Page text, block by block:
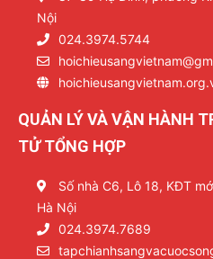
Nội
024.3974.5744
QUẢN LÝ VÀ VẬN HÀNH
TỬ TỔNG HỢP
Số nhà C6, Lô 18, KĐT
Hà Nội
024.3974.7689